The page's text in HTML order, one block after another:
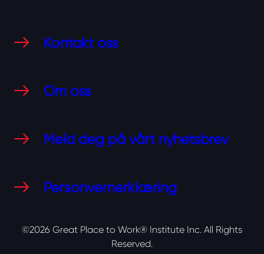
Kontakt oss
Om oss
Meld deg på vårt nyhetsbrev
Personvernerklæring
©2026 Great Place to Work® Institute Inc. All Rights
Reserved.